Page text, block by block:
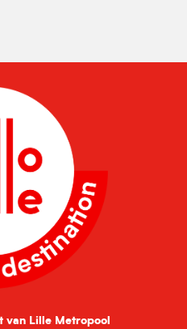
van Lille Metropool